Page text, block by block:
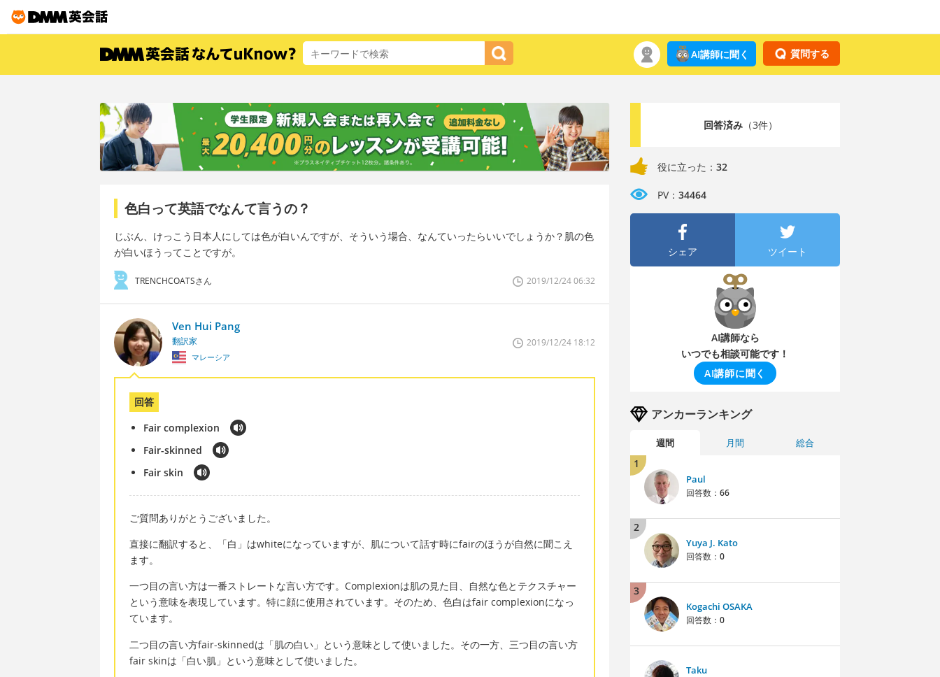
質問する
AI講師に聞く
色白って英語でなんて言うの？
じぶん、けっこう日本人にしては色が白いんですが、そういう場合、なんていったらいいでしょうか？肌の色
が白いほうってことですが。
TRENCHCOATSさん 2019/12/24 06:32
Ven Hui Pang
翻訳家
マレーシア
2019/12/24 18:12
回答
Fair complexion
Fair-skinned
Fair skin
ご質問ありがとうございました。
直接に翻訳すると、「白」はwhiteになっていますが、肌について話す時にfairのほうが自然に聞こえ
ます。
一つ目の言い方は一番ストレートな言い方です。Complexionは肌の見た目、自然な色とテクスチャー
という意味を表現しています。特に顔に使用されています。そのため、色白はfair complexionになっ
ています。
二つ目の言い方fair-skinnedは「肌の白い」という意味として使いました。その一方、三つ目の言い方
fair skinは「白い肌」という意味として使いました。
回答済み（3件）
役に立った： 32
PV： 34464
シェア ツイート
AI講師なら
いつでも相談可能です！
AI講師に聞く
アンカーランキング
週間 月間 総合
1
Paul
回答数： 66
2
Yuya J. Kato
回答数： 0
3
Kogachi OSAKA
回答数： 0
Taku